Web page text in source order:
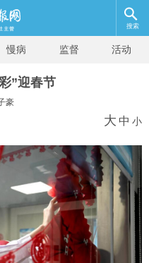
搜索
慢病 监督 活动
”迎春节
豪
大 中 小